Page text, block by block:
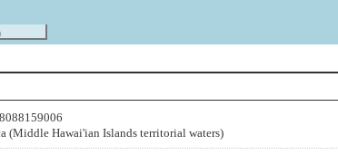
(Middle Hawai'ian Islands territorial waters)